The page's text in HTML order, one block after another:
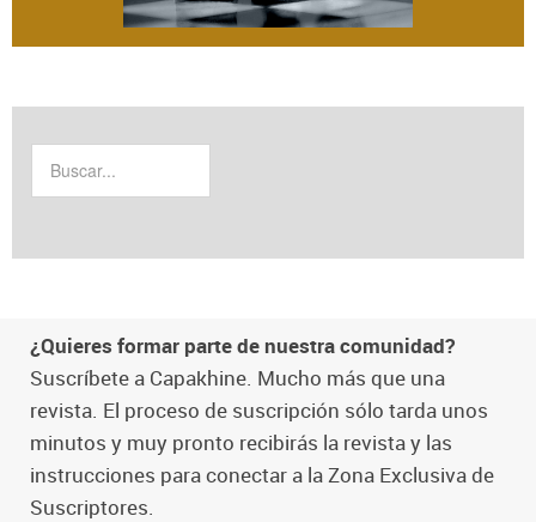
¿Quieres formar parte de nuestra comunidad?
Suscríbete a Capakhine. Mucho más que una
revista. El proceso de suscripción sólo tarda unos
minutos y muy pronto recibirás la revista y las
instrucciones para conectar a la Zona Exclusiva de
Suscriptores.